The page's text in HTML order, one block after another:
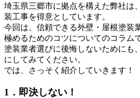
埼玉県三郷市に拠点を構えた弊社は
装工事を得意としています。
今回は、信頼できる外壁・屋根塗装
極めるためのコツについてのコラム
塗装業者選びに後悔しないためにも
にしてみてください。
では、さっそく紹介していきます！
1．即決しない！